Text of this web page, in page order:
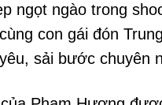
ngọt ngào trong
con gái đón
sải bước chuyên